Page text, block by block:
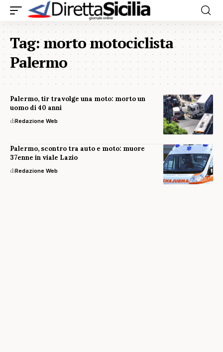
Tag:morto motociclista
Palermo
Palermo, tir travolge una moto: morto un
uomo di 40 anni
diRedazione Web
Palermo, scontro tra auto e moto: muore
37enne in viale Lazio
diRedazione Web